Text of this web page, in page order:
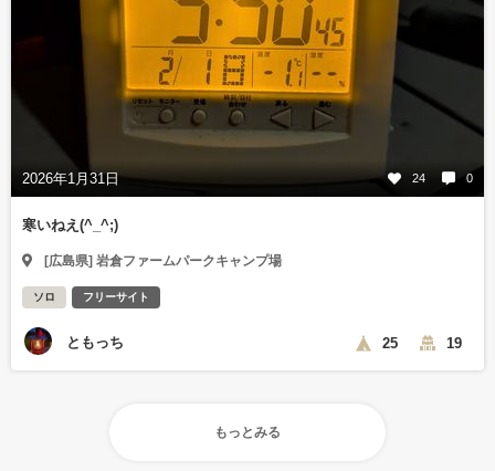
2026年1月31日 24 0
寒いねえ(^_^;)
[広島県] 岩倉ファームパークキャンプ場
ソロ フリーサイト
ともっち 25 19
もっとみる